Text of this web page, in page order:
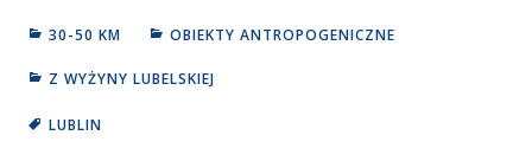
30-50 KM OBIEKTY ANTROPOGENICZNE
Z WYŻYNY LUBELSKIEJ
LUBLIN